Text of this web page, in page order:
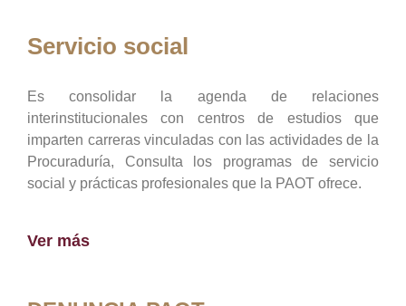
Servicio social
Es consolidar la agenda de relaciones
interinstitucionales con centros de estudios que
imparten carreras vinculadas con las actividades de la
Procuraduría, Consulta los programas de servicio
social y prácticas profesionales que la PAOT ofrece.
Ver más